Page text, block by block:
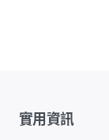
實用資訊